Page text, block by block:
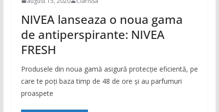
NIVEA lanseaza o noua gama
de antiperspirante: NIVEA
FRESH
Produsele din noua gamă asigură protecție eficientă, pe
care te poți baza timp de 48 de ore și au parfumuri
proaspete